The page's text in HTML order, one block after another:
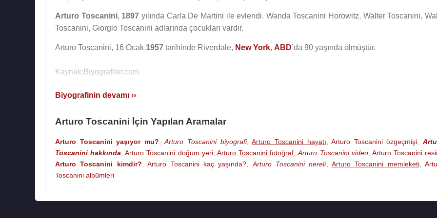
Arturo Toscanini, 1897 yılında Carla De Martini ile evlendi. Wanda Toscanini Horowitz, Walter Toscanini,
Toscanini, Giorgio Toscanini adlarında çocukları vardır.
Arturo Toscanini, 16 Ocak 1957 tarihinde Riverdale, New York, ABD’da 90 yaşında ölmüştür.
Kaynak:Biyografiler.com
Biyografinin devamı ››
Arturo Toscanini İçin Yapılan Aramalar
Arturo Toscanini yaşıyor mu? ,Arturo Toscanini biyografi,Arturo Toscanini hayatı ,Arturo Toscanini özgeçmişi ,
Toscanini hakkında ,Arturo Toscanini doğum yeri, Arturo Toscanini fotoğraf ,Arturo Toscanini video, Arturo Toscanini
Arturo Toscanini kimdir? ,Arturo Toscanini kaç yaşında? Arturo Toscanini nereli, Arturo Toscanini memleketi,
Toscanini albümleri